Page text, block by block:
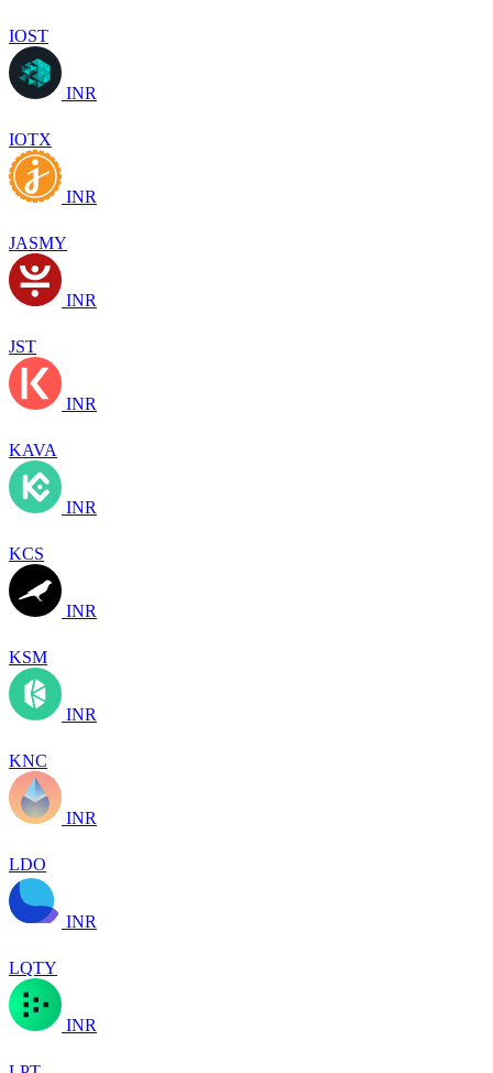
IOST
INR
IOTX
INR
JASMY
INR
JST
INR
KAVA
INR
KCS
INR
KSM
INR
KNC
INR
LDO
INR
LQTY
INR